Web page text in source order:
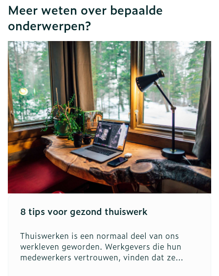
Meer weten over bepaalde
onderwerpen?
8 tips voor gezond thuiswerk
Thuiswerken is een normaal deel van ons
werkleven geworden. Werkgevers die hun
medewerkers vertrouwen, vinden dat ze